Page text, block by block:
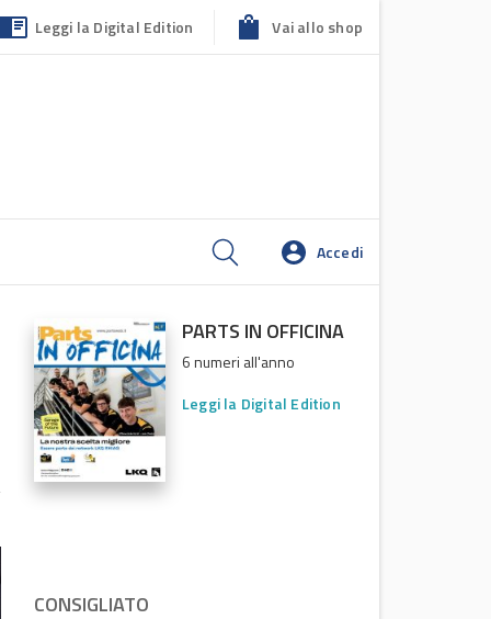
Leggi la Digital Edition Vai allo shop
Accedi
PARTS IN OFFICINA
6 numeri all'anno
Leggi la Digital Edition
CONSIGLIATO